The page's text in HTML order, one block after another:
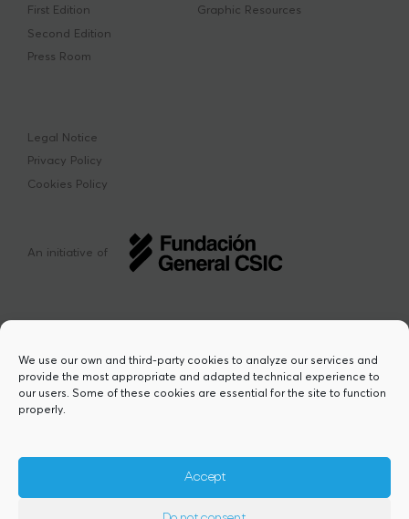
We use our own and third-party cookies to analyze our services and
provide the most appropriate and adapted technical experience to
our users. Some of these cookies are essential for the site to function
properly.
Accept
First Edition
Second Edition
Press Room
Graphic Resources
Legal Notice
Privacy Policy
Cookies Policy
An initiative of
This project has received funding from the
European Union’s Horizon Europe research
reflect those of the European Union or the